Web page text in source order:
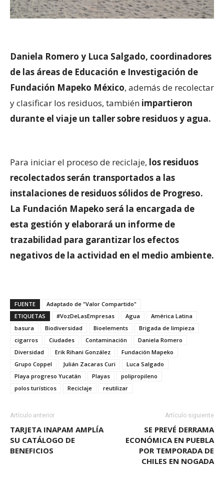
Daniela Romero y Luca Salgado, coordinadores
de las áreas de Educación e Investigación de
Fundación Mapeko México, además de recolectar
y clasificar los residuos, también impartieron
durante el viaje un taller sobre residuos y agua.
Para iniciar el proceso de reciclaje, los residuos
recolectados serán transportados a las
instalaciones de residuos sólidos de Progreso.
La Fundación Mapeko será la encargada de
esta gestión y elaborará un informe de
trazabilidad para garantizar los efectos
negativos de la actividad en el medio ambiente.
FUENTE
Adaptado de "Valor Compartido"
ETIQUETAS
#VozDeLasEmpresas Agua
América Latina
basura
Biodiversidad Bioelements
Brigada de limpieza
cigarros
Ciudades Contaminación
Daniela Romero
Diversidad
Erik Rihani González
Fundación Mapeko
Grupo Coppel
Julián Zacaras Curi
Luca Salgado
Playa progreso Yucatán
Playas
polipropileno
polos turísticos
Reciclaje reutilizar
Artículo anterior
TARJETA INAPAM AMPLÍA
SU CATÁLOGO DE
BENEFICIOS
Artículo siguiente
SE PREVÉ DERRAMA
ECONÓMICA EN PUEBLA
POR TEMPORADA DE
CHILES EN NOGADA